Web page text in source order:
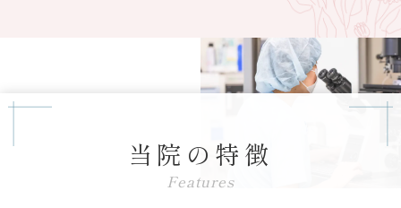
当院の特徴
Features